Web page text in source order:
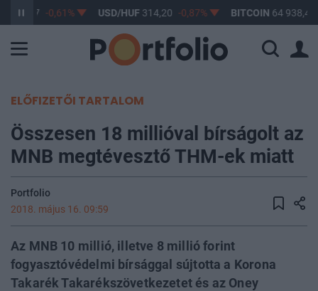
363,17 -0,61% USD/HUF314,20 -0,87% BITCOIN 64 938,43
ELŐFIZETŐI TARTALOM
Összesen 18 millióval bírságolt az
MNB megtévesztő THM-ek miatt
Portfolio
2018. május 16. 09:59
Az MNB 10 millió, illetve 8 millió forint
fogyasztóvédelmi bírsággal sújtotta a Korona
Takarék Takarékszövetkezetet és az Oney